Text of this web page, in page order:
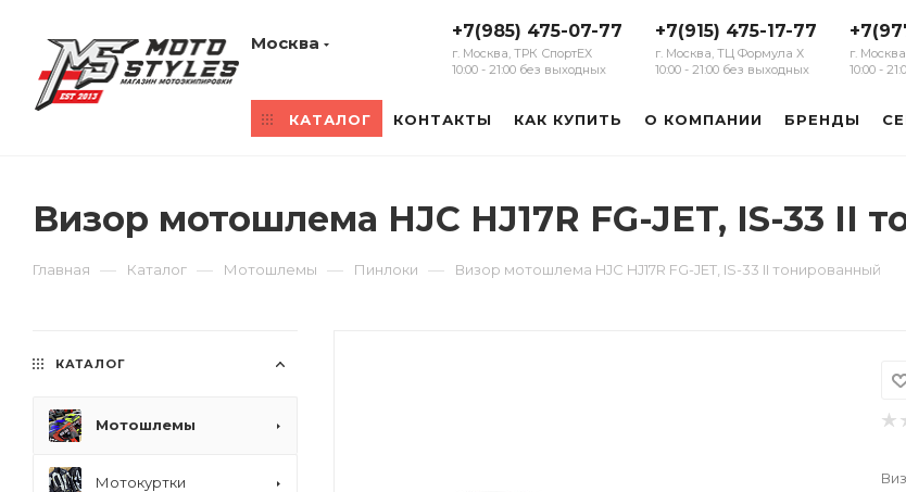
Москва
+7(985) 475-07-77
г. Москва, ТРК СпортЕХ
10:00 - 21:00 без выходных
+7(915) 475-17-77
г. Москва, ТЦ Формула Х
10:00 - 21:00 без выходных
г.
10:00 -
КАТАЛОГ КОНТАКТЫ КАК КУПИТЬ О КОМПАНИИ БРЕНДЫ
Визор мотошлема HJC HJ17R FG-JET, IS-33 II
Главная — Каталог — Мотошлемы — Пинлоки — Визор мотошлема HJC HJ17R FG-JET, IS-33 II тонированный
КАТАЛОГ
Мотошлемы
Мотокуртки